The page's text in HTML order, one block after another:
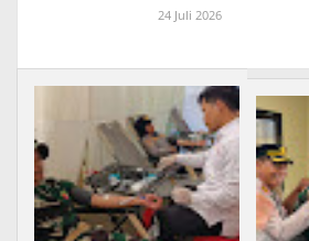
24 Juli 2026